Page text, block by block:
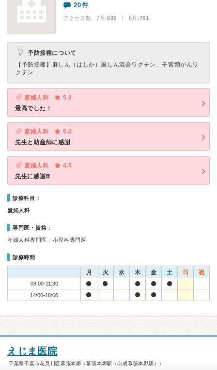
20件
アクセス数 7月:685 | 6月:761
予防接種について
【予防接種】 麻しん（はしか）風しん混合ワクチン、子宮頸がんワ
クチン
産婦人科
5.0
最高でした！
産婦人科
5.0
先生と助産師に感謝
産婦人科
4.5
先生に感謝❗️❗️
診療科目：
産婦人科
専門医・資格：
産婦人科専門医、小児科専門医
診療時間
月 火 水 木 金 土 日 祝
09:00-11:30
14:00-18:00
えじま医院
千葉県千葉市花見川区幕張本郷（幕張本郷駅（京成幕張本郷駅））